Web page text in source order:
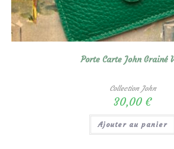
Porte Carte John Grainé
Collection John
30,00 €
Ajouter au panier